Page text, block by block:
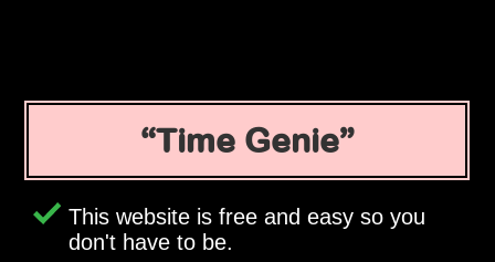
Time Genie
This website is free and easy so you
don't have to be.